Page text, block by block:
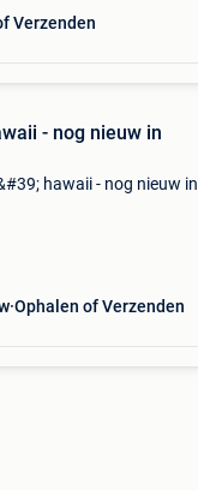
Verzenden
- nog nieuw in
hawaii - nog nieuw in
Ophalen of Verzenden